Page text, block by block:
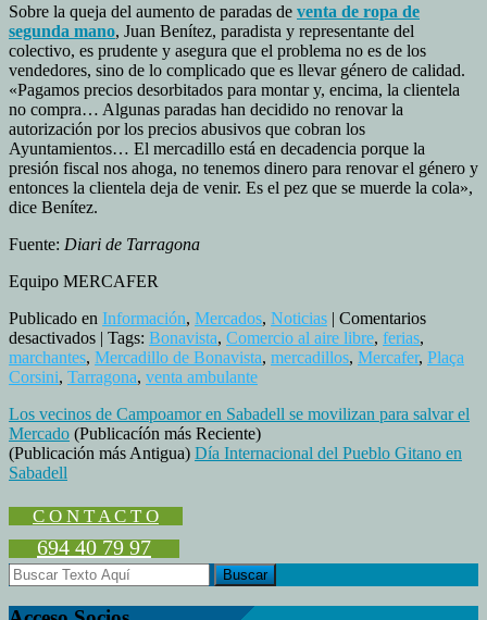
Sobre la queja del aumento de paradas de venta de ropa de
segunda mano, Juan Benítez, paradista y representante del
colectivo, es prudente y asegura que el problema no es de los
vendedores, sino de lo complicado que es llevar género de calidad.
«Pagamos precios desorbitados para montar y, encima, la clientela
no compra… Algunas paradas han decidido no renovar la
autorización por los precios abusivos que cobran los
Ayuntamientos… El mercadillo está en decadencia porque la
presión fiscal nos ahoga, no tenemos dinero para renovar el género y
entonces la clientela deja de venir. Es el pez que se muerde la cola»,
dice Benítez.
Fuente: Diari de Tarragona
Equipo MERCAFER
Publicado en Información, Mercados, Noticias | Comentarios
desactivadosen
Cámaras
de
en
los
mercadillos
y
Corsini
en
Tarragona
| Tags: Bonavista, Comercio al aire libre, ferias,
marchantes, Mercadillo de Bonavista, mercadillos, Mercafer, Plaça
Corsini, Tarragona, venta ambulante
Los vecinos de Campoamor en Sabadell se movilizan para salvar el
Mercado (Publicacíón más Reciente)
(Publicación más Antigua) Día Internacional del Pueblo Gitano en
Sabadell
C O N T A C T O
694 40 79 97